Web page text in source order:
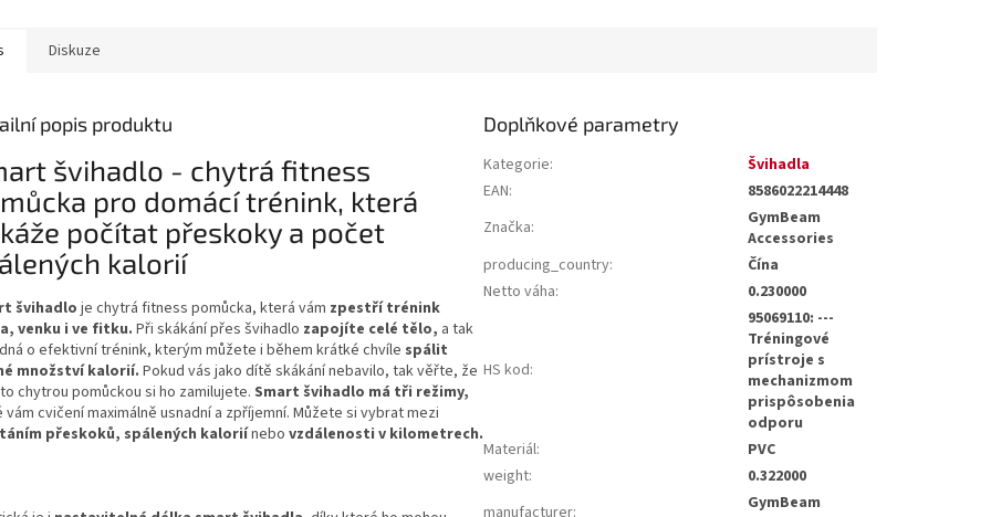
Diskuze
popis produktu
švihadlo - chytrá fitness
pro domácí trénink, která
počítat přeskoky a počet
kalorií
švihadlo je chytrá fitness pomůcka, která vám zpestří trénink
venku i ve fitku. Při skákání přes švihadlo zapojíte celé tělo, a tak
o efektivní trénink, kterým můžete i během krátké chvíle spálit
množství kalorií. Pokud vás jako dítě skákání nebavilo, tak věřte, že
chytrou pomůckou si ho zamilujete. Smart švihadlo má tři režimy,
cvičení maximálně usnadní a zpříjemní. Můžete si vybrat mezi
přeskoků, spálených kaloriínebo vzdálenosti v kilometrech.
Doplňkové parametry
Kategorie:
Švihadla
EAN:
8586022214448
Značka:
GymBeam
Accessories
producing_country:
Čína
Netto váha: 0.230000
HS kod:
95069110: ---
Tréningové
prístroje s
mechanizmom
prispôsobenia
odporu
Materiál:
PVC
weight:
0.322000
GymBeam